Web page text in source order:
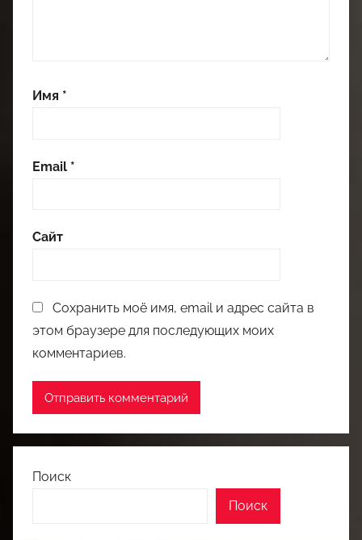
Имя *
Email *
Сайт
Сохранить моё имя, email и адрес сайта в
этом браузере для последующих моих
комментариев.
Поиск
Поиск